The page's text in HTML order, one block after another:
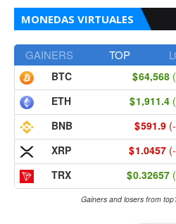
MONEDAS VIRTUALES
GAINERS TOP
BTC 64,568
ETH 1,911.4
BNB 591.9
XRP 1.0457
TRX 0.32657
Gainers and losers from